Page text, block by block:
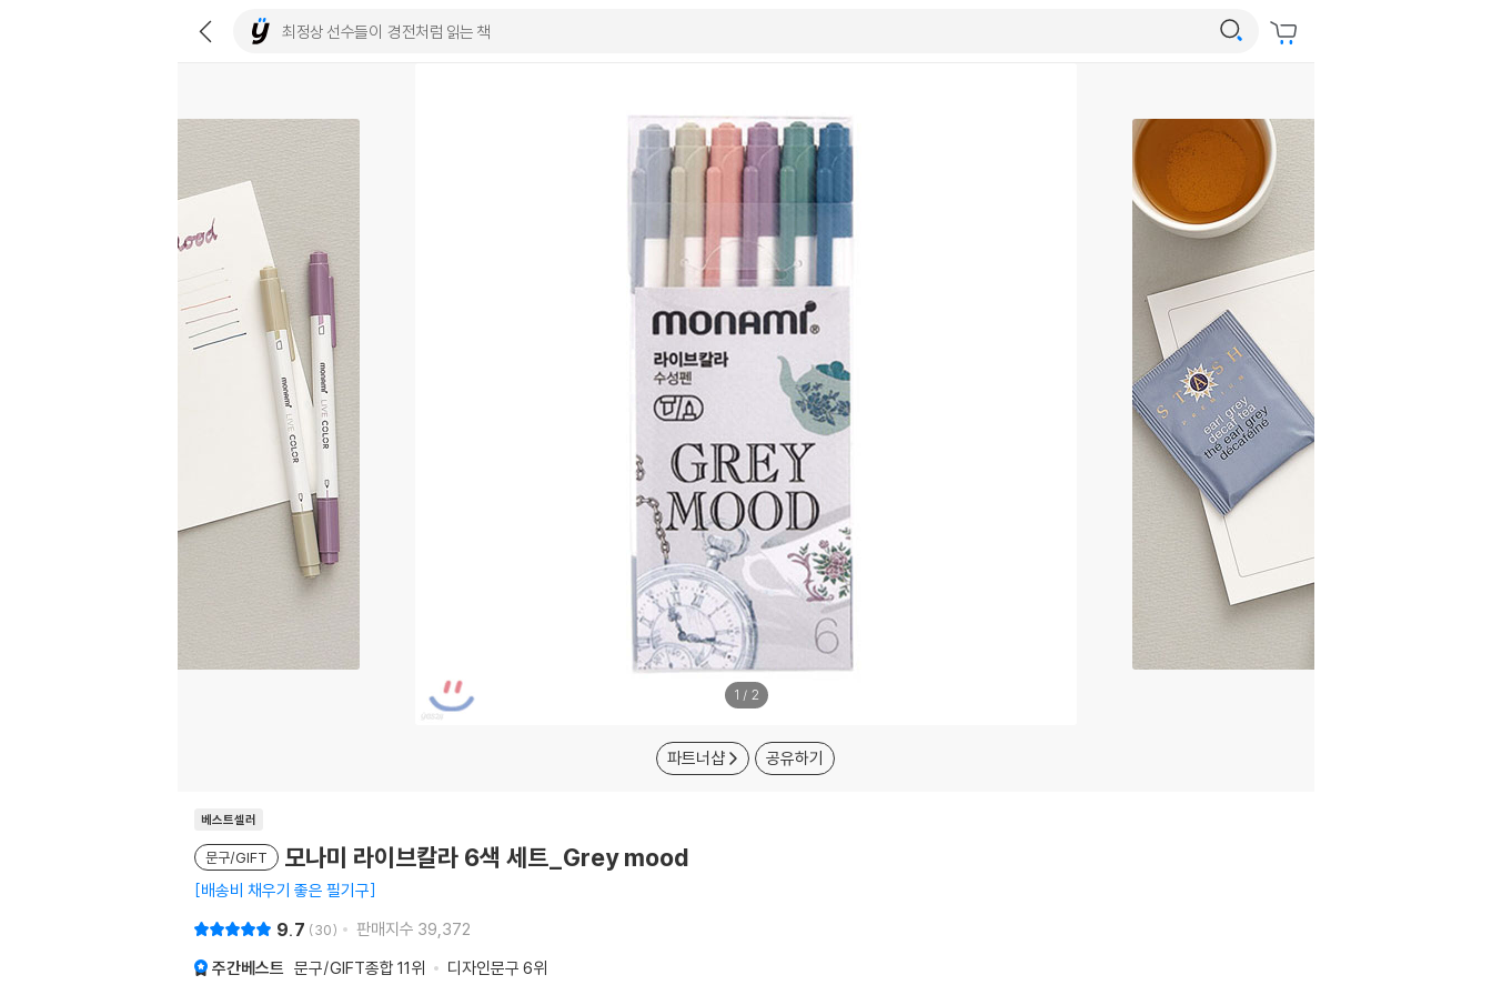
1 / 2
파트너샵 공유하기
베스트셀러
문구/GIFT 모나미 라이브칼라 6색 세트_Grey mood
배송비 채우기 좋은 필기구
9.7 30 판매지수 39,372
주간베스트 문구/GIFT종합 11위 디자인문구 6위